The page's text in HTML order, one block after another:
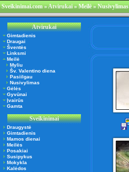
Sveikinimai.com»Atvirukai» Meilė » Nusivylimas
Atvirukai
Gimtadienis
Draugai
Šventės
Linksmi
Meilė
Myliu
Šv. Valentino diena
Pasiilgau
Nusivylimas
Gėlės
Gyvūnai
Įvairūs
Gamta
Sveikinimai
Draugystė
Gimtadienis
Mamos dienai
Meilės
Posakiai
Susipykus
Mokykla
Kalėdos